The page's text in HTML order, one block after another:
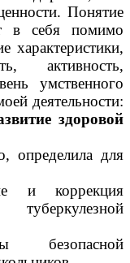
Понятие
в себя помимо
характеристики,
активность,
умственного
деятельности:
здоровой
определила для
и коррекция
безопасной